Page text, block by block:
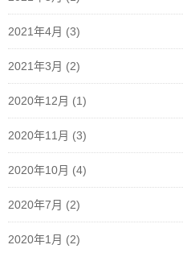
2021年4月 (3)
2021年3月 (2)
2020年12月 (1)
2020年11月 (3)
2020年10月 (4)
2020年7月 (2)
2020年1月 (2)